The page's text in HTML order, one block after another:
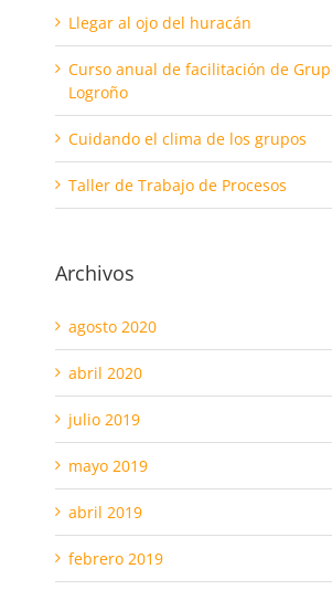
Llegar al ojo del huracán
Curso anual de facilitación de
Logroño
Cuidando el clima de los grupos
Taller de Trabajo de Procesos
Archivos
agosto 2020
abril 2020
julio 2019
mayo 2019
abril 2019
febrero 2019